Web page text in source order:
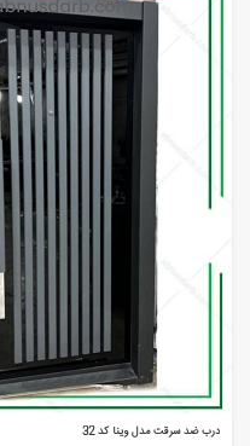
درب ضد سرقت مدل وینا کد 32